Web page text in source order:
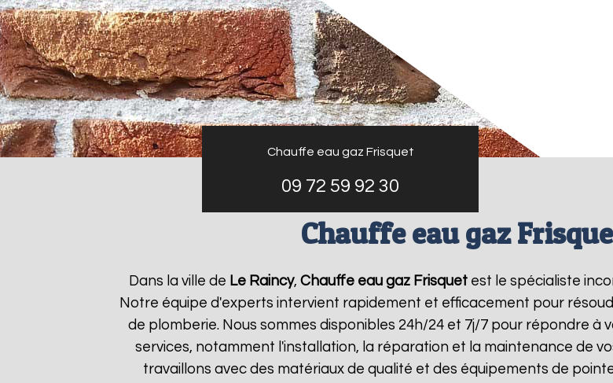
Chauffe eau gaz Frisquet
09 72 59 92 30
Chauffe eau gaz
Dans la ville de Le Raincy, Chauffe eau gaz Frisquetest le spécialiste
Notre équipe d'experts intervient rapidement et efficacement pour
de plomberie. Nous sommes disponibles 24h/24 et 7j/7 pour répondre à
services, notamment l'installation, la réparation et la maintenance de
travaillons avec des matériaux de qualité et des équipements de